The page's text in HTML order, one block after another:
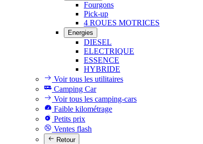
Fourgons
Pick-up
4 ROUES MOTRICES
Energies
DIESEL
ELECTRIQUE
ESSENCE
HYBRIDE
Voir tous les utilitaires
Camping Car
Voir tous les camping-cars
Faible kilométrage
Petits prix
Ventes flash
Retour